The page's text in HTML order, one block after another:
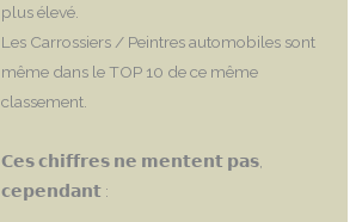
plus élevé.
Les Carrossiers / Peintres automobiles sont
même dans le TOP 10 de ce même
classement.
𝗖𝗲𝘀 𝗰𝗵𝗶𝗳𝗳𝗿𝗲𝘀 𝗻𝗲 𝗺𝗲𝗻𝘁𝗲𝗻𝘁 𝗽𝗮𝘀,
𝗰𝗲𝗽𝗲𝗻𝗱𝗮𝗻𝘁 :